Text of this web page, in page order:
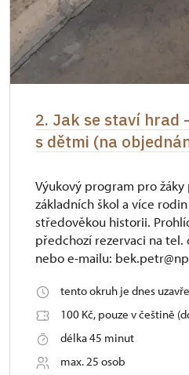
2. Jak se staví hrad
s dětmi (na
Výukový program pro
základních škol a více
středověkou historii.
předchozí rezervaci na tel.
nebo e-mailu:
tento okruh je dnes
100 Kč, pouze v češtině
délka 45 minut
max. 25 osob